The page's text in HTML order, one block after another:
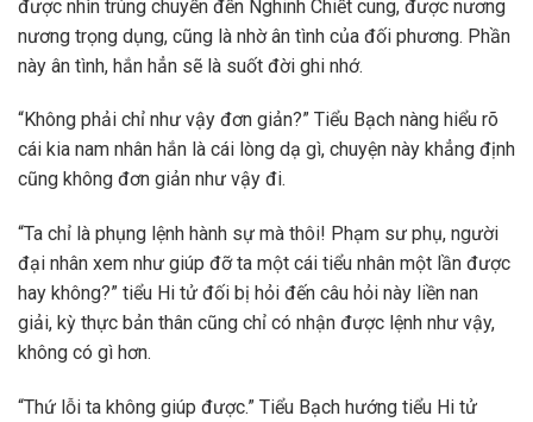
được nhìn trúng chuyển đến Nghinh Chiết cung, được nương
nương trọng dụng, cũng là nhờ ân tình của đối phương. Phần
này ân tình, hắn hẳn sẽ là suốt đời ghi nhớ.
“Không phải chỉ như vậy đơn giản?” Tiểu Bạch nàng hiểu rõ
cái kia nam nhân hắn là cái lòng dạ gì, chuyện này khẳng định
cũng không đơn giản như vậy đi.
“Ta chỉ là phụng lệnh hành sự mà thôi! Phạm sư phụ, người
đại nhân xem như giúp đỡ ta một cái tiểu nhân một lần được
hay không?” tiểu Hi tử đối bị hỏi đến câu hỏi này liền nan
giải, kỳ thực bản thân cũng chỉ có nhận được lệnh như vậy,
không có gì hơn.
“Thứ lỗi ta không giúp được.” Tiểu Bạch hướng tiểu Hi tử